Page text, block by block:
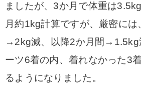
ましたが、 3か月で体重は
月約1kg計算ですが、厳密には
→2kg減、以降2か月間→1.5kg
ーツ6着の内、着れなかった3
るようになりました。